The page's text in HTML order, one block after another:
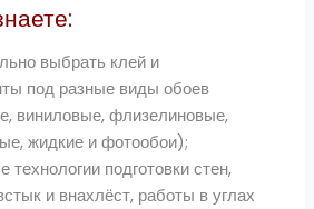
выбрать клей и
под разные виды обоев
виниловые, флизелиновые,
жидкие и фотообои);
технологии подготовки стен,
и внахлёст, работы в углах